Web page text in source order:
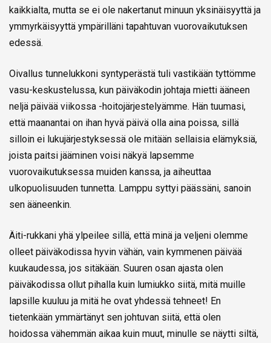
kaikkialta, mutta se ei ole nakertanut minuun yksinäisyyttä ja
ymmyrkäisyyttä ympärilläni tapahtuvan vuorovaikutuksen
edessä.
Oivallus tunnelukkoni syntyperästä tuli vastikään tyttömme
vasu-keskustelussa, kun päiväkodin johtaja mietti ääneen
neljä päivää viikossa -hoitojärjestelyämme. Hän tuumasi,
että maanantai on ihan hyvä päivä olla aina poissa, sillä
silloin ei lukujärjestyksessä ole mitään sellaisia elämyksiä,
joista paitsi jääminen voisi näkyä lapsemme
vuorovaikutuksessa muiden kanssa, ja aiheuttaa
ulkopuolisuuden tunnetta. Lamppu syttyi päässäni, sanoin
sen ääneenkin.
Äiti-rukkani yhä ylpeilee sillä, että minä ja veljeni olemme
olleet päiväkodissa hyvin vähän, vain kymmenen päivää
kuukaudessa, jos sitäkään. Suuren osan ajasta olen
päiväkodissa ollut pihalla kuin lumiukko siitä, mitä muille
lapsille kuuluu ja mitä he ovat yhdessä tehneet! En
tietenkään ymmärtänyt sen johtuvan siitä, että olen
hoidossa vähemmän aikaa kuin muut, minulle se näytti siltä,